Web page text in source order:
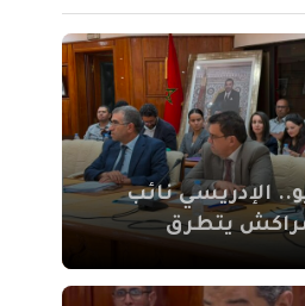
الإدريسي نائب
يتطرق
في نقل